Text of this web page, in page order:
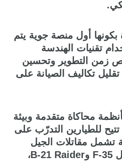
بكونها أول منصة جوية يتم
تقنيات الهندسة
زمن التطوير وتحسين
تقليل تكاليف الصيانة على
محاكاة متقدمة وبيئة
للطيارين التدرّب على
تشمل مقاتلات الجيل
الخامس والسادس، مثل F-35 وB-21 Raider،